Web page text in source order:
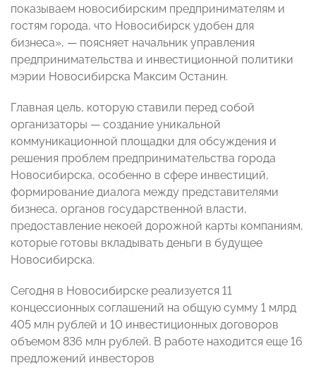
показываем новосибирским предпринимателям и
гостям города, что Новосибирск удобен для
бизнеса», — поясняет начальник управления
предпринимательства и инвестиционной политики
мэрии Новосибирска Максим Останин.
Главная цель, которую ставили перед собой
организаторы — создание уникальной
коммуникационной площадки для обсуждения и
решения проблем предпринимательства города
Новосибирска, особенно в сфере инвестиций,
формирование диалога между представителями
бизнеса, органов государственной власти,
предоставление некоей дорожной карты компаниям,
которые готовы вкладывать деньги в будущее
Новосибирска.
Сегодня в Новосибирске реализуется 11
концессионных соглашений на общую сумму 1 млрд
405 млн рублей и 10 инвестиционных договоров
объемом 836 млн рублей. В работе находится еще 16
предложений инвесторов